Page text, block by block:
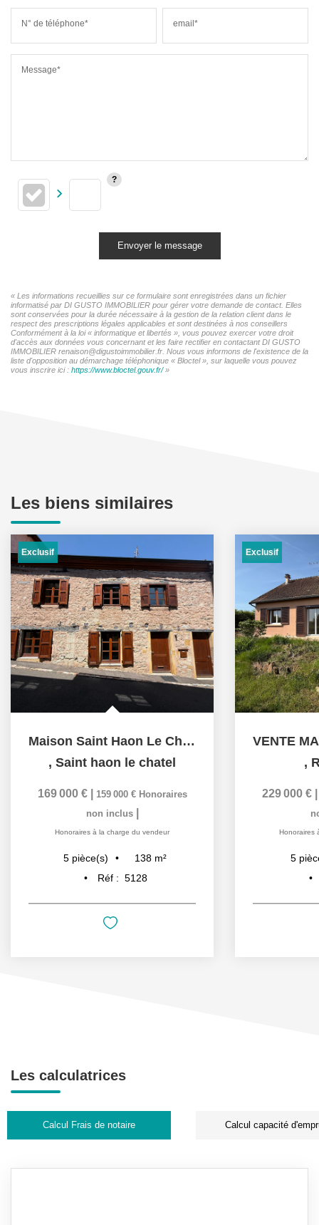
N° de téléphone* email*
Message*
Envoyer le message
« Les informations recueillies sur ce formulaire sont enregistrées dans un fichier
informatisé par DI GUSTO IMMOBILIER pour gérer votre demande de contact. Elles
sont conservées pour la durée nécessaire à la gestion de la relation client dans le
respect des prescriptions légales applicables et sont destinées à nos conseillers
Conformément à la loi « informatique et libertés », vous pouvez exercer votre droit
d'accès aux données vous concernant et les faire rectifier en contactant DI GUSTO
IMMOBILIER renaison@digustoimmobilier.fr. Nous vous informons de l'existence de la
liste d'opposition au démarchage téléphonique « Bloctel », sur laquelle vous pouvez
vous inscrire ici : https://www.bloctel.gouv.fr/»
Les biens similaires
Exclusif
Maison Saint Haon Le Chatel 138 m2
, Saint haon le chatel
169 000 € 159 000 € Honoraires
non inclus
Honoraires à la charge du vendeur
5 pièce(s) 138 m²
Réf : 5128
Exclusif
,
229 000 €
Honoraires
5
Les calculatrices
Calcul Frais de notaire Calcul capacité